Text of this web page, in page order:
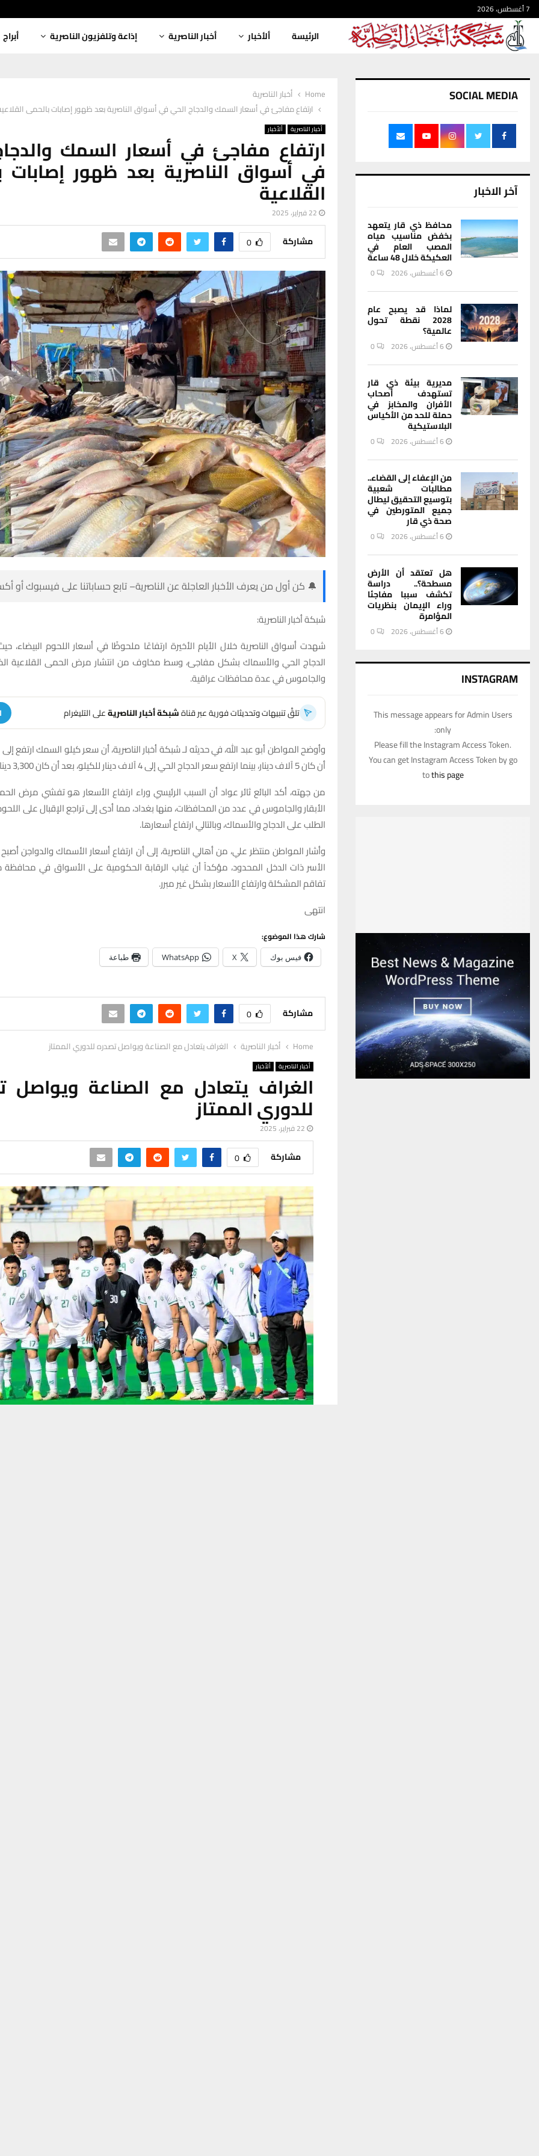
7 أغسطس، 2026
الرئيسة ألأخبار أخبار الناصرية إذاعة وتلفزيون الناصرية أبراج
Home
أخبار الناصرية
ارتفاع مفاجئ في أسعار السمك والدجاج الحي في أسواق الناصرية بعد ظهور إصابات بالحمى
أخبار الناصرية ألأخبار
ارتفاع مفاجئ في أسعار السمك
في أسواق الناصرية بعد ظهور إصابات
القلاعية
22 فبراير، 2025
مشاركة 0
🔔 كن أول من يعرف الأخبار العاجلة عن الناصرية– تابع حساباتنا على فيسبوك أو
شبكة أخبار الناصرية:
شهدت أسواق الناصرية خلال الأيام الأخيرة ارتفاعًا ملحوظًا في أسعار اللحوم البيضاء،
الدجاج الحي والأسماك بشكل مفاجئ، وسط مخاوف من انتشار مرض الحمى القلاعية
والجاموس في عدة محافظات عراقية.
تلقَّ تنبيهات وتحديثات فورية عبر قناةشبكة أخبار الناصريةعلى التليغرام
أن كان 5 آلاف دينار، بينما ارتفع سعر الدجاج الحي إلى 4 آلاف دينار للكيلو، بعد أن كان 3,300 دينار.
من جهته، أكد البائع ثائر عواد أن السبب الرئيسي وراء ارتفاع الأسعار هو تفشي مرض
الأبقار والجاموس في عدد من المحافظات، منها بغداد، مما أدى إلى تراجع الإقبال على
الطلب على الدجاج والأسماك، وبالتالي ارتفاع أسعارها.
وأشار المواطن منتظر علي، من أهالي الناصرية، إلى أن ارتفاع أسعار الأسماك والدواجن
الأسر ذات الدخل المحدود، مؤكداً أن غياب الرقابة الحكومية على الأسواق في
تفاقم المشكلة وارتفاع الأسعار بشكل غير مبرر.
انتهى
شارك هذا الموضوع:
فيس بوك X
WhatsApp طباعة
مشاركة 0
Home أخبار الناصرية الغراف يتعادل مع الصناعة ويواصل تصدره للدوري الممتاز
أخبار الناصرية ألأخبار
الغراف يتعادل مع الصناعة ويواصل
للدوري الممتاز
22 فبراير، 2025
مشاركة 0
SOCIAL MEDIA
آخر الاخبار
محافظ ذي قار يتعهد
بخفض مناسيب مياه
المصب العام في
العكيكة خلال 48 ساعة
6 أغسطس، 2026 0
لماذا قد يصبح عام
2028 نقطة تحول
عالمية؟
6 أغسطس، 2026 0
مديرية بيئة ذي قار
تستهدف أصحاب
الأفران والمخابز في
حملة للحد من الأكياس
البلاستيكية
6 أغسطس، 2026 0
من الإعفاء إلى القضاء..
مطالبات شعبية
بتوسيع التحقيق ليطال
جميع المتورطين في
صحة ذي قار
6 أغسطس، 2026 0
هل تعتقد أن الأرض
مسطحة؟.. دراسة
تكشف سببا مفاجئا
وراء الإيمان بنظريات
المؤامرة
6 أغسطس، 2026 0
INSTAGRAM
This message appears for Admin Users
only:
Please fill the Instagram Access Token.
You can get Instagram Access Token by go
tothis page